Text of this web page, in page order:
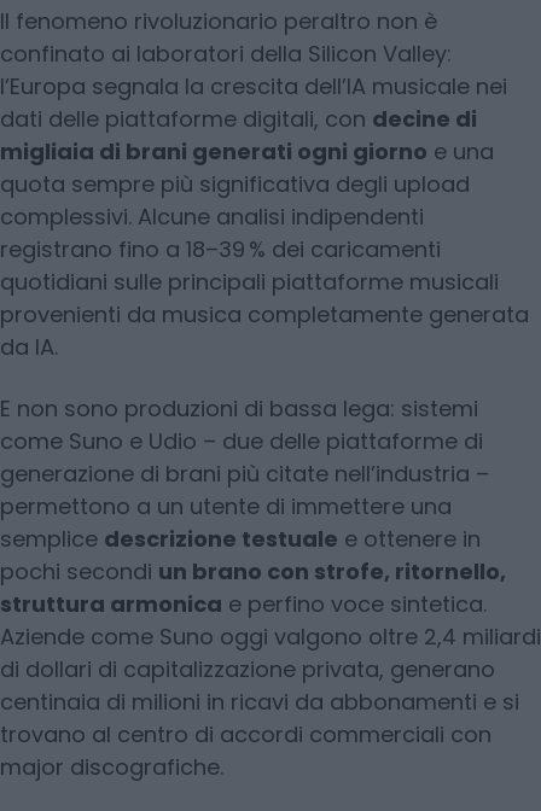
Il fenomeno rivoluzionario peraltro non è
confinato ai laboratori della Silicon Valley:
l’Europa segnala la crescita dell’IA musicale nei
dati delle piattaforme digitali, con decine di
migliaia di brani generati ogni giorno e una
quota sempre più significativa degli upload
complessivi. Alcune analisi indipendenti
registrano fino a 18–39 % dei caricamenti
quotidiani sulle principali piattaforme musicali
provenienti da musica completamente generata
da IA.
E non sono produzioni di bassa lega: sistemi
come Suno e Udio – due delle piattaforme di
generazione di brani più citate nell’industria –
permettono a un utente di immettere una
semplice descrizione testuale e ottenere in
pochi secondi un brano con strofe, ritornello,
struttura armonica e perfino voce sintetica.
Aziende come Suno oggi valgono oltre 2,4 miliardi
di dollari di capitalizzazione privata, generano
centinaia di milioni in ricavi da abbonamenti e si
trovano al centro di accordi commerciali con
major discografiche.